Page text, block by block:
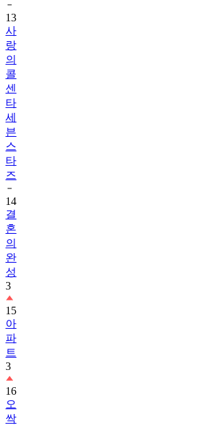
13
사
랑
의
콜
센
타
세
븐
스
타
즈
14
결
혼
의
완
성
3
15
아
파
트
3
16
오
싹